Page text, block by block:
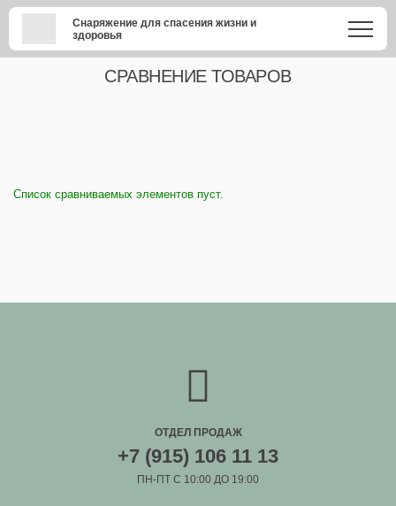
Снаряжение для спасения жизни и
здоровья
СРАВНЕНИЕ ТОВАРОВ
Список сравниваемых элементов пуст.
ОТДЕЛ ПРОДАЖ
+7 (915) 106 11 13
ПН-ПТ С 10:00 ДО 19:00